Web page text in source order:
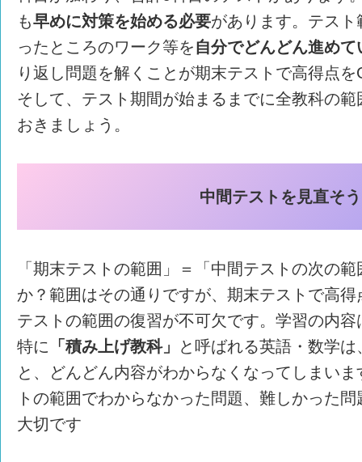
も早めに対策を始める必要があります。テス
ったところのワーク等を自分でどんどん進めて
り返し問題を解くことが期末テストで高得点
そして、テスト期間が始まるまでに全教科の
おきましょう。
中間テストを見直そう
「期末テストの範囲」＝「中間テストの次の
か？範囲はその通りですが、期末テストで高
テストの範囲の復習が不可欠です。学習の内
特に 「積み上げ教科」
と呼ばれる英語・数学
と、どんどん内容がわからなくなってしまい
トの範囲でわからなかった問題、難しかった
大切です